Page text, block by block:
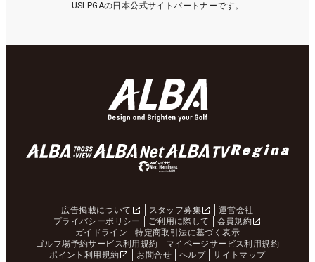
USLPGAの日本公式サイトパートナーです。
広告掲載について スタッフ募集
運営会社
プライバシーポリシー
ご利用に際して
会員規約
ガイドライン
特定商取引法に基づく表示
ゴルフ場予約サービス利用規約
マイページサービス利用規約
ポイント利用規約
お問合せ ヘルプ サイトマップ